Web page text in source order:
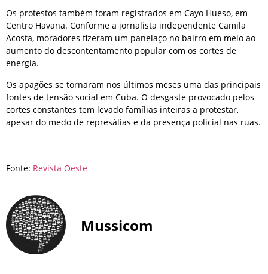
Os protestos também foram registrados em Cayo Hueso, em
Centro Havana. Conforme a jornalista independente Camila
Acosta, moradores fizeram um panelaço no bairro em meio ao
aumento do descontentamento popular com os cortes de
energia.
Os apagões se tornaram nos últimos meses uma das principais
fontes de tensão social em Cuba. O desgaste provocado pelos
cortes constantes tem levado famílias inteiras a protestar,
apesar do medo de represálias e da presença policial nas ruas.
Fonte: Revista Oeste
Mussicom